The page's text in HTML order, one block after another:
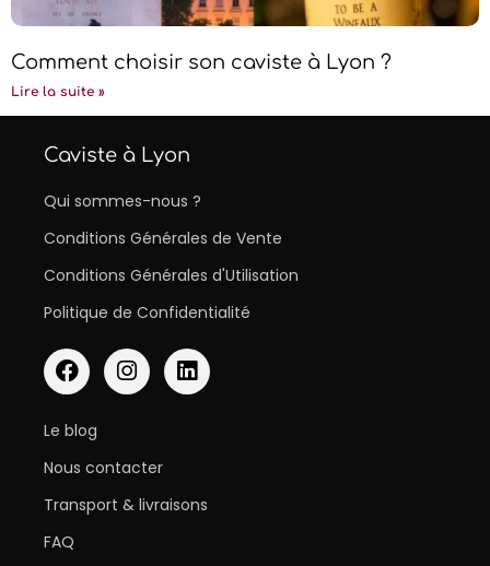
Comment choisir son caviste à Lyon ?
Lire la suite »
Caviste à Lyon
Qui sommes-nous ?
Conditions Générales de Vente
Conditions Générales d'Utilisation
Politique de Confidentialité
Le blog
Nous contacter
Transport & livraisons
FAQ